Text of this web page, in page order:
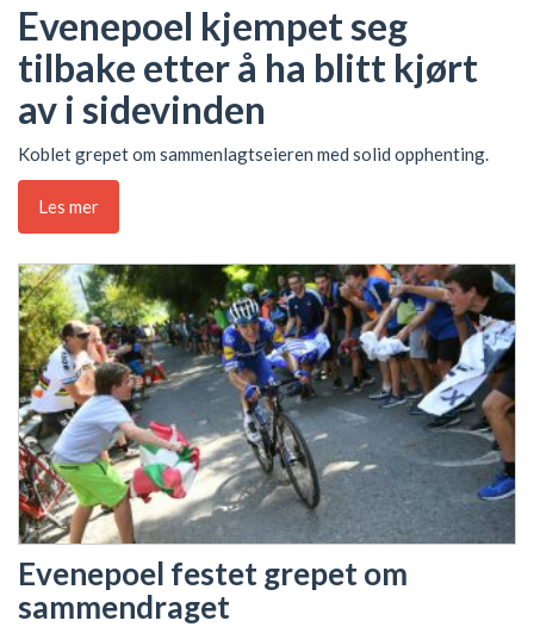
Evenepoel kjempet seg
tilbake etter å ha blitt kjørt
av i sidevinden
Koblet grepet om sammenlagtseieren med solid opphenting.
Les mer
Evenepoel festet grepet om
sammendraget